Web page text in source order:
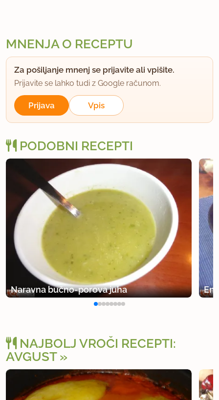
MNENJA O RECEPTU
Za pošiljanje mnenj se prijavite ali vpišite.
Prijavite se lahko tudi z Google računom.
Prijava Vpis
PODOBNI RECEPTI
Naravna bučno-porova juha
NAJBOLJ VROČI RECEPTI:
AVGUST